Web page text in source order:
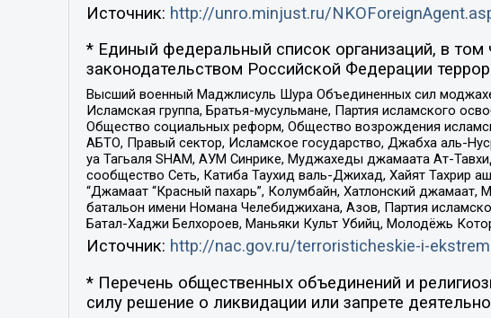
Источник: http://unro.minjust.ru/
* Единый федеральный список организаций, в том
законодательством Российской Федерации
Высший военный Маджлисуль Шура Объединенных сил
Исламская группа, Братья-мусульмане, Партия исламского
Общество социальных реформ, Общество возрождения
АБТО, Правый сектор, Исламское государство, Джабха аль-
уа Тагьаля SHAM, АУМ Синрике, Муджахеды джамаата Ат-
сообщество Сеть, Катиба Таухид валь-Джихад, Хайят Тахрир
“Джамаат “Красный пахарь”, Колумбайн, Хатлонский джамаат,
батальон имени Номана Челебиджихана, Азов, Партия
Батал-Хаджи Белхороев, Маньяки Культ Убийц, Молодёжь
Источник: http://nac.gov.ru/terroristicheskie-i-
* Перечень общественных объединений и
силу решение о ликвидации или запрете